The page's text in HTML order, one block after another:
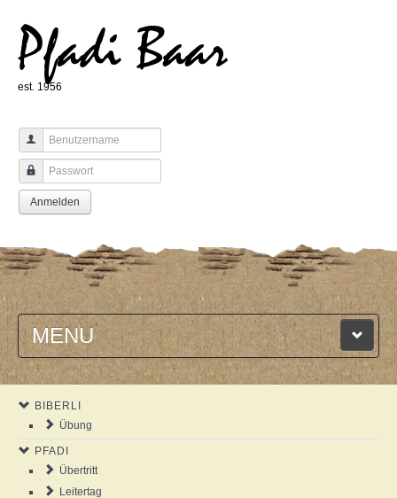
Pfadi Baar
est. 1956
Benutzername
Passwort
Anmelden
MENU
HOME
NEWS
AGENDA
BIBERLI
Übung
PFADI
Übertritt
Leitertag